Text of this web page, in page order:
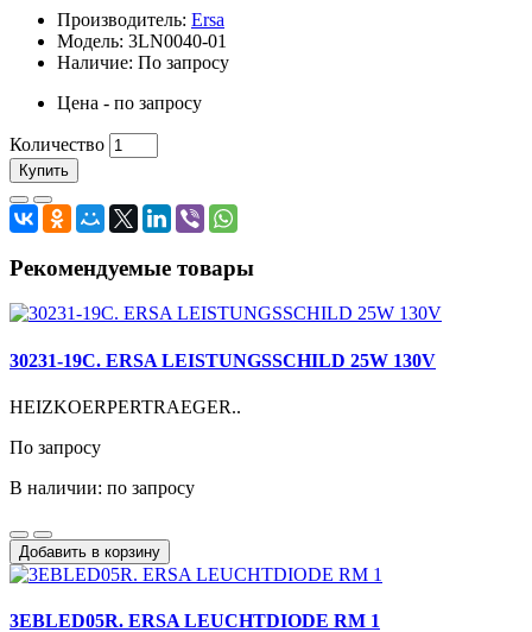
Производитель: Ersa
Модель: 3LN0040-01
Наличие: По запросу
Цена - по запросу
Количество
Купить
Рекомендуемые товары
30231-19C. ERSA LEISTUNGSSCHILD 25W 130V
HEIZKOERPERTRAEGER..
По запросу
В наличии: по запросу
Добавить в корзину
3EBLED05R. ERSA LEUCHTDIODE RM 1